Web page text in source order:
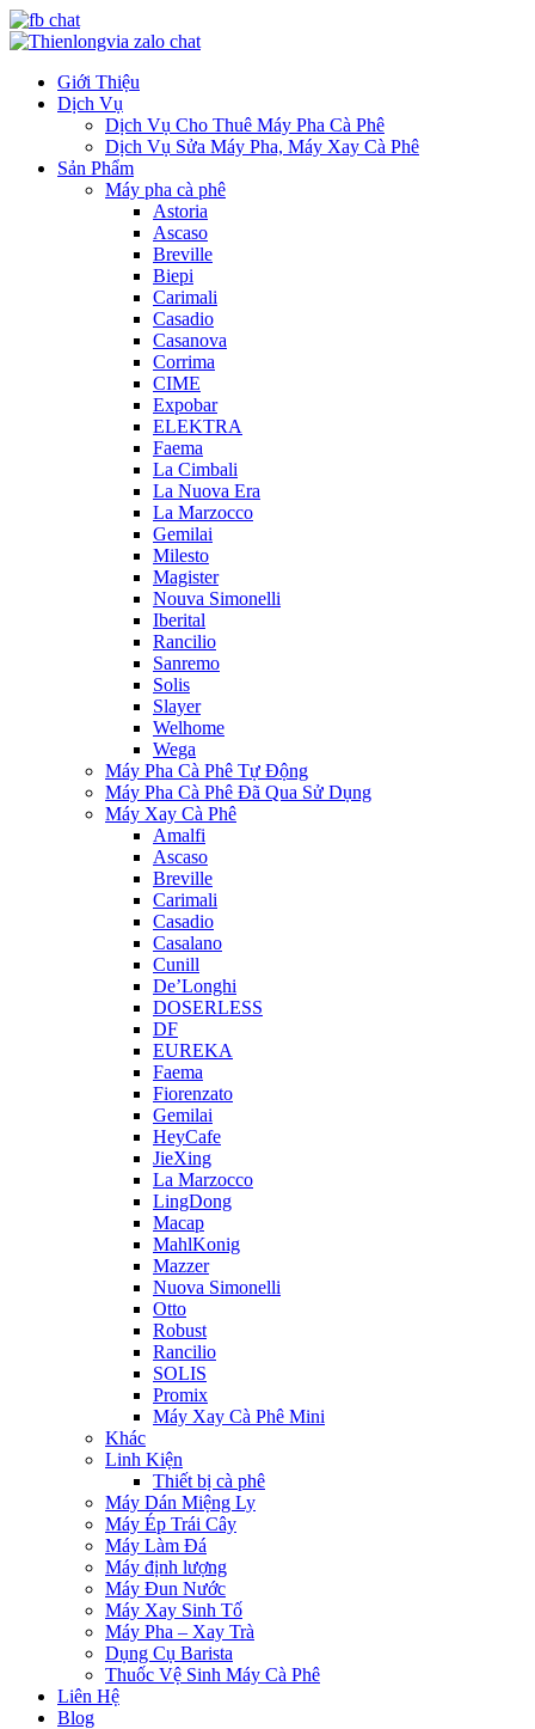
Giới Thiệu
Dịch Vụ
Dịch Vụ Cho Thuê Máy Pha Cà Phê
Dịch Vụ Sửa Máy Pha, Máy Xay Cà Phê
Sản Phẩm
Máy pha cà phê
Astoria
Ascaso
Breville
Biepi
Carimali
Casadio
Casanova
Corrima
CIME
Expobar
ELEKTRA
Faema
La Cimbali
La Nuova Era
La Marzocco
Gemilai
Milesto
Magister
Nouva Simonelli
Iberital
Rancilio
Sanremo
Solis
Slayer
Welhome
Wega
Máy Pha Cà Phê Tự Động
Máy Pha Cà Phê Đã Qua Sử Dụng
Máy Xay Cà Phê
Amalfi
Ascaso
Breville
Carimali
Casadio
Casalano
Cunill
De’Longhi
DOSERLESS
DF
EUREKA
Faema
Fiorenzato
Gemilai
HeyCafe
JieXing
La Marzocco
LingDong
Macap
MahlKonig
Mazzer
Nuova Simonelli
Otto
Robust
Rancilio
SOLIS
Promix
Máy Xay Cà Phê Mini
Khác
Linh Kiện
Thiết bị cà phê
Máy Dán Miệng Ly
Máy Ép Trái Cây
Máy Làm Đá
Máy định lượng
Máy Đun Nước
Máy Xay Sinh Tố
Máy Pha – Xay Trà
Dụng Cụ Barista
Thuốc Vệ Sinh Máy Cà Phê
Liên Hệ
Blog